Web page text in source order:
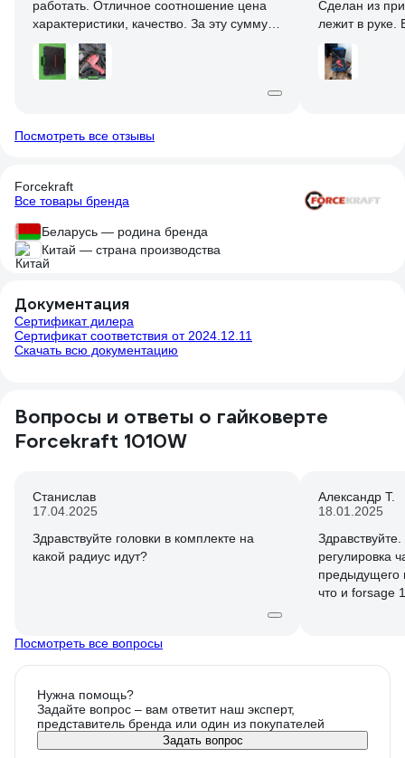
работать. Отличное соотношение цена
характеристики, качество. За эту сумму
глупо рассчитывать на
профессиональное качество. Работает
всё что заявлено в описании безупречно.
моментом 110Nm откручивает даже не
Сделан из
лежит в
удалось
колёсные
Посмотреть все отзывы
Forcekraft
Все товары бренда
Беларусь — родина бренда
Китай — страна производства
Документация
Сертификат дилера
Сертификат соответствия от 2024.12.11
Скачать всю документацию
Вопросы и ответы о гайковерте
Forcekraft 1010W
Станислав
17.04.2025
Здравствуйте головки в комплекте на
какой радиус идут?
Александр Т.
18.01.2025
регулировка
предыдущего
что и forsage
Посмотреть все вопросы
Нужна помощь?
Задайте вопрос – вам ответит наш эксперт,
представитель бренда или один из покупателей
Задать вопрос